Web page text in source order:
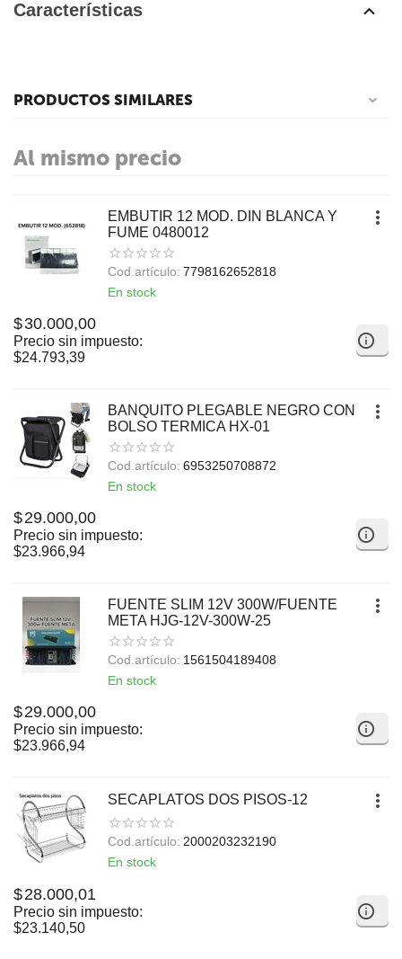
Características
PRODUCTOS SIMILARES
Al mismo precio
EMBUTIR 12 MOD. DIN BLANCA Y
FUME 0480012
Cod.artículo: 7798162652818
En stock
$30.000,00
Precio sin impuesto:
$24.793,39
BANQUITO PLEGABLE NEGRO CON
BOLSO TERMICA HX-01
Cod.artículo: 6953250708872
En stock
$29.000,00
Precio sin impuesto:
$23.966,94
FUENTE SLIM 12V 300W/FUENTE
META HJG-12V-300W-25
Cod.artículo: 1561504189408
En stock
$29.000,00
Precio sin impuesto:
$23.966,94
SECAPLATOS DOS PISOS-12
Cod.artículo: 2000203232190
En stock
$28.000,01
Precio sin impuesto:
$23.140,50